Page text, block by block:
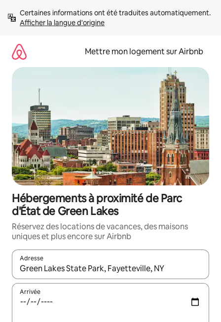
directement
Afficher la langue d'origine
Mettre mon logement sur Airbnb
Hébergements à proximité de Parc
d'État de Green Lakes
Réservez des locations de vacances, des maisons
uniques et plus encore sur Airbnb
Adresse
Lorsque les résultats s'affichent, utilisez les flèches vers le
Arrivée